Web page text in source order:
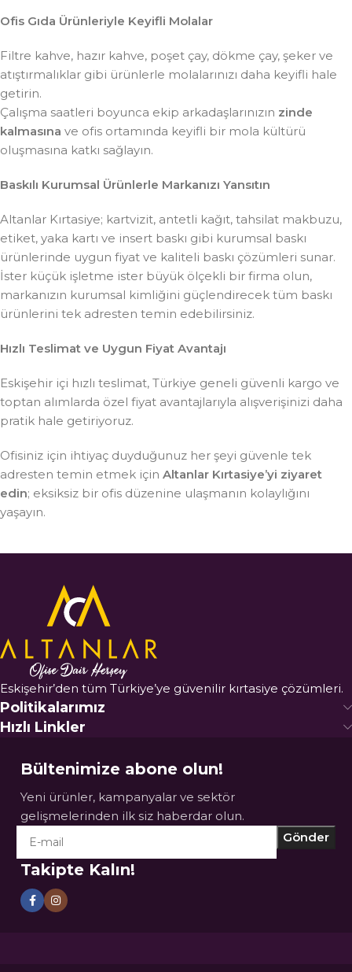
Ofis Gıda Ürünleriyle Keyifli Molalar
Filtre kahve, hazır kahve, poşet çay, dökme çay, şeker ve
atıştırmalıklar gibi ürünlerle molalarınızı daha keyifli hale
getirin.
Çalışma saatleri boyunca ekip arkadaşlarınızın zinde
kalmasına ve ofis ortamında keyifli bir mola kültürü
oluşmasına katkı sağlayın.
Baskılı Kurumsal Ürünlerle Markanızı Yansıtın
Altanlar Kırtasiye; kartvizit, antetli kağıt, tahsilat makbuzu,
etiket, yaka kartı ve insert baskı gibi kurumsal baskı
ürünlerinde uygun fiyat ve kaliteli baskı çözümleri sunar.
İster küçük işletme ister büyük ölçekli bir firma olun,
markanızın kurumsal kimliğini güçlendirecek tüm baskı
ürünlerini tek adresten temin edebilirsiniz.
Hızlı Teslimat ve Uygun Fiyat Avantajı
Eskişehir içi hızlı teslimat, Türkiye geneli güvenli kargo ve
toptan alımlarda özel fiyat avantajlarıyla alışverişinizi daha
pratik hale getiriyoruz.
Ofisiniz için ihtiyaç duyduğunuz her şeyi güvenle tek
adresten temin etmek için Altanlar Kırtasiye’yi ziyaret
edin; eksiksiz bir ofis düzenine ulaşmanın kolaylığını
yaşayın.
Eskişehir’den tüm Türkiye’ye güvenilir kırtasiye çözümleri.
Politikalarımız
Hızlı Linkler
Bültenimize abone olun!
Yeni ürünler, kampanyalar ve sektör
gelişmelerinden ilk siz haberdar olun.
Takipte Kalın!